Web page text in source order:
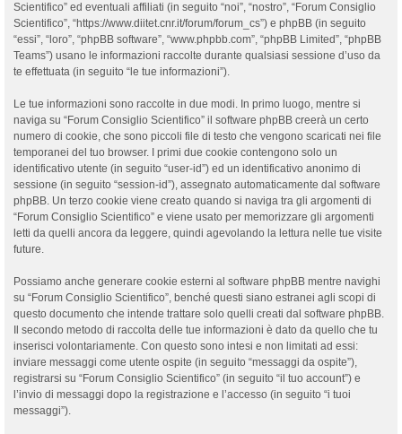
Scientifico” ed eventuali affiliati (in seguito “noi”, “nostro”, “Forum Consiglio
Scientifico”, “https://www.diitet.cnr.it/forum/forum_cs”) e phpBB (in seguito
“essi”, “loro”, “phpBB software”, “www.phpbb.com”, “phpBB Limited”, “phpBB
Teams”) usano le informazioni raccolte durante qualsiasi sessione d’uso da
te effettuata (in seguito “le tue informazioni”).
Le tue informazioni sono raccolte in due modi. In primo luogo, mentre si
naviga su “Forum Consiglio Scientifico” il software phpBB creerà un certo
numero di cookie, che sono piccoli file di testo che vengono scaricati nei file
temporanei del tuo browser. I primi due cookie contengono solo un
identificativo utente (in seguito “user-id”) ed un identificativo anonimo di
sessione (in seguito “session-id”), assegnato automaticamente dal software
phpBB. Un terzo cookie viene creato quando si naviga tra gli argomenti di
“Forum Consiglio Scientifico” e viene usato per memorizzare gli argomenti
letti da quelli ancora da leggere, quindi agevolando la lettura nelle tue visite
future.
Possiamo anche generare cookie esterni al software phpBB mentre navighi
su “Forum Consiglio Scientifico”, benché questi siano estranei agli scopi di
questo documento che intende trattare solo quelli creati dal software phpBB.
Il secondo metodo di raccolta delle tue informazioni è dato da quello che tu
inserisci volontariamente. Con questo sono intesi e non limitati ad essi:
inviare messaggi come utente ospite (in seguito “messaggi da ospite”),
registrarsi su “Forum Consiglio Scientifico” (in seguito “il tuo account”) e
l’invio di messaggi dopo la registrazione e l’accesso (in seguito “i tuoi
messaggi”).